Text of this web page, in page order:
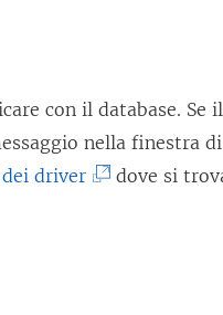
con il database. Se
nella finestra
driver(
dove si